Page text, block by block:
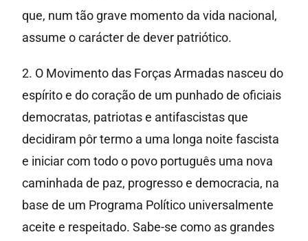
que, num tão grave momento da vida nacional,
assume o carácter de dever patriótico.
2. O Movimento das Forças Armadas nasceu do
espírito e do coração de um punhado de oficiais
democratas, patriotas e antifascistas que
decidiram pôr termo a uma longa noite fascista
e iniciar com todo o povo português uma nova
caminhada de paz, progresso e democracia, na
base de um Programa Político universalmente
aceite e respeitado. Sabe-se como as grandes